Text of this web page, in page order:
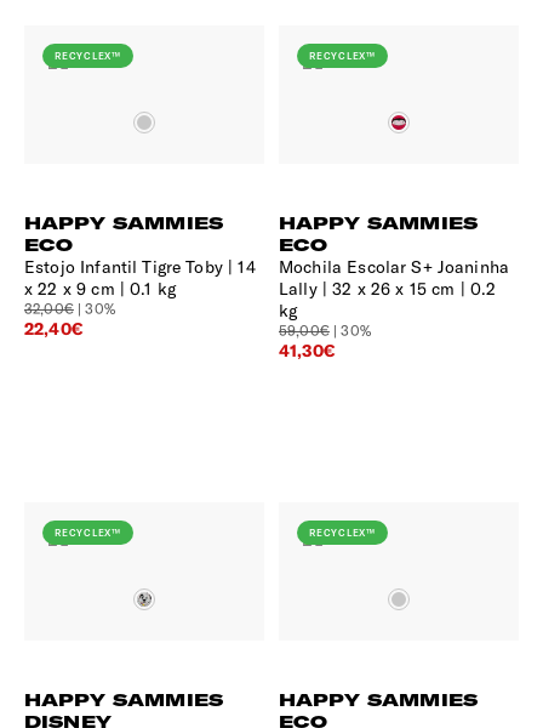
RECYCLEX™
HAPPY SAMMIES
ECO
Estojo Infantil Tigre Toby
14
x 22 x 9 cm | 0.1 kg
32,00€ | 30%
22,40€
RECYCLEX™
HAPPY SAMMIES
ECO
Mochila Escolar S+ Joaninha
Lally
32 x 26 x 15 cm | 0.2
kg
59,00€ | 30%
41,30€
RECYCLEX™
HAPPY SAMMIES
DISNEY
RECYCLEX™
HAPPY SAMMIES
ECO